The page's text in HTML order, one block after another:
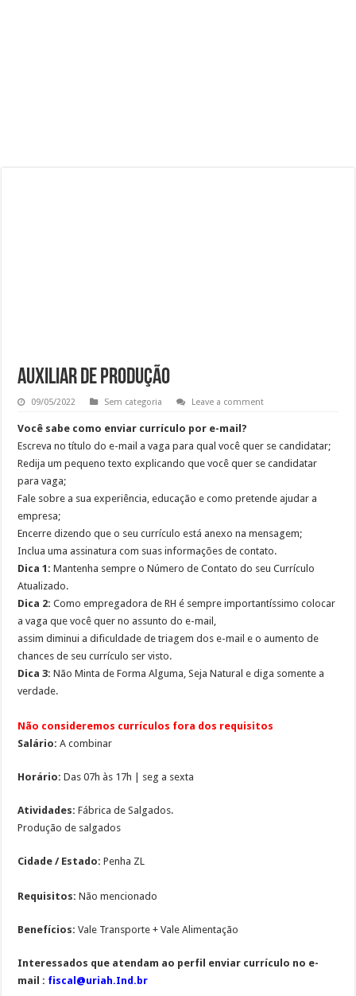
AUXILIAR DE PRODUÇÃO
09/05/2022 Sem categoria Leave a comment
Você sabe como enviar currículo por e-mail?
Escreva no título do e-mail a vaga para qual você quer se candidatar;
Redija um pequeno texto explicando que você quer se candidatar
para vaga;
Fale sobre a sua experiência, educação e como pretende ajudar a
empresa;
Encerre dizendo que o seu currículo está anexo na mensagem;
Inclua uma assinatura com suas informações de contato.
Dica 1: Mantenha sempre o Número de Contato do seu Currículo
Atualizado.
Dica 2: Como empregadora de RH é sempre importantíssimo colocar
a vaga que você quer no assunto do e-mail,
assim diminui a dificuldade de triagem dos e-mail e o aumento de
chances de seu currículo ser visto.
Dica 3: Não Minta de Forma Alguma, Seja Natural e diga somente a
verdade.
Não consideremos currículos fora dos requisitos
Salário:A combinar
Horário:Das 07h às 17h | seg a sexta
Atividades:Fábrica de Salgados.
Produção de salgados
Cidade / Estado: Penha ZL
Requisitos:Não mencionado
Benefícios:Vale Transporte + Vale Alimentação
Interessados que atendam ao perfil enviar currículo no e-
mail : fiscal@uriah.Ind.br